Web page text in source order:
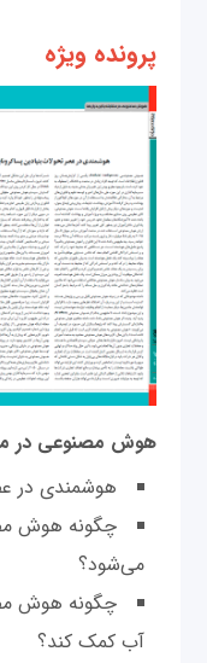
پرونده ویژه
هوش مصنوعی در
هوشمندی در
چگونه هوش
می‌شود؟
چگونه هوش
آب کمک کند؟